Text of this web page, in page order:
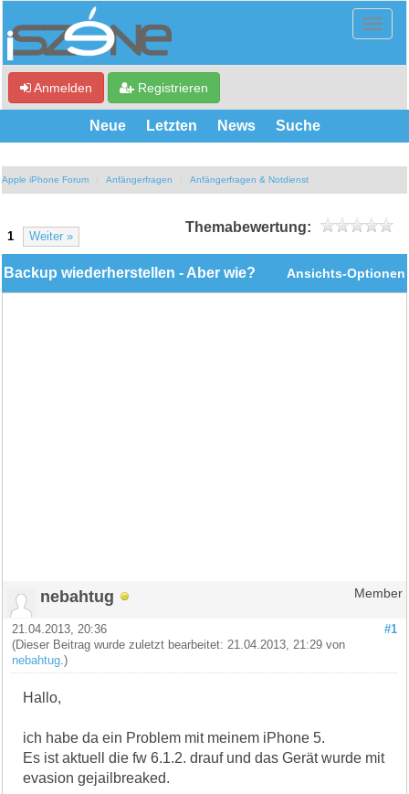
Anmelden Registrieren
Neue Letzten News Suche
Apple iPhone Forum Anfängerfragen Anfängerfragen & Notdienst
1 Weiter »
Themabewertung:
Ansichts-Optionen
Backup wiederherstellen - Aber wie?
nebahtug Member
#1
21.04.2013, 20:36
(Dieser Beitrag wurde zuletzt bearbeitet: 21.04.2013, 21:29 von
nebahtug .)
Hallo,
ich habe da ein Problem mit meinem iPhone 5.
Es ist aktuell die fw 6.1.2. drauf und das Gerät wurde mit
evasion gejailbreaked.